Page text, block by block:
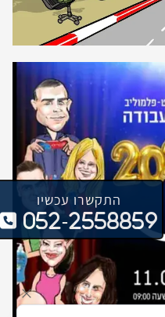
התקשרו עכשיו
052-2558859